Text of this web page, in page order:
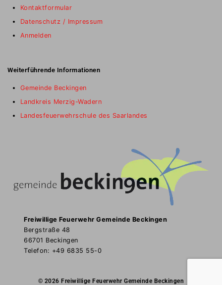
Kontaktformular
Datenschutz / Impressum
Anmelden
Weiterführende Informationen
Gemeinde Beckingen
Landkreis Merzig-Wadern
Landesfeuerwehrschule des Saarlandes
Freiwillige Feuerwehr Gemeinde Beckingen
Bergstraße 48
66701 Beckingen
Telefon: +49 6835 55-0
© 2026 Freiwillige Feuerwehr Gemeinde Beckingen